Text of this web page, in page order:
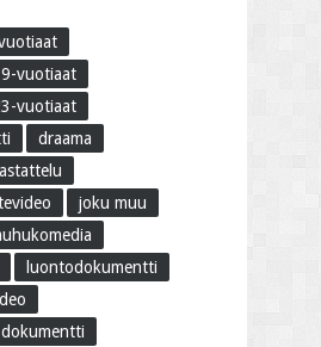
vuotiaat
vuotiaat
draama
joku muu
luontodokumentti